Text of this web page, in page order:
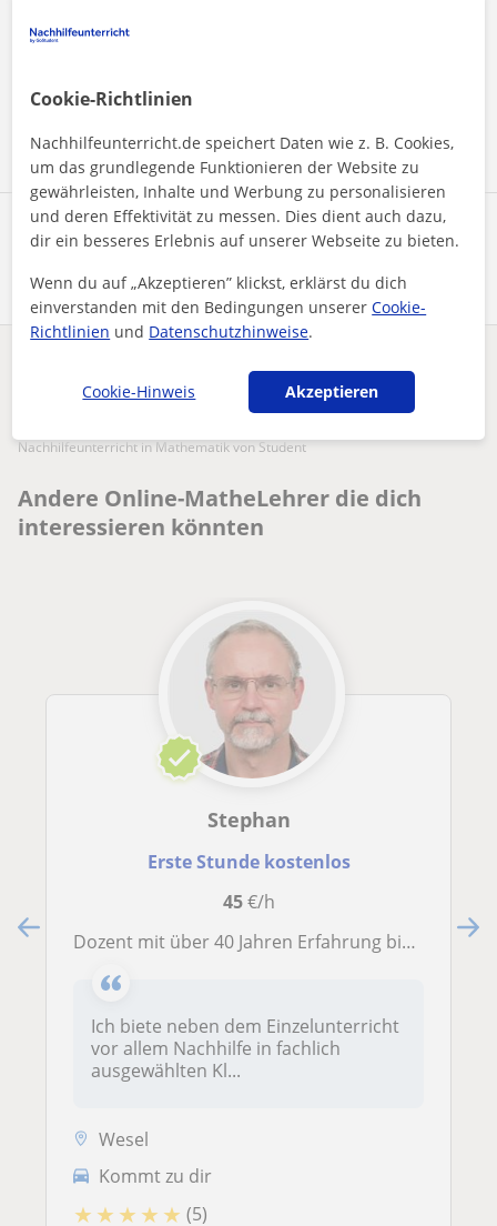
Profil teilen
Durch Klicken auf eine der beiden Schaltflächen stimmen Sie
Enthält dieses Profil einen Fehler?Melden
Nachhilfeunterricht in Mathematik von Student
Andere Online-MatheLehrer die dich
interessieren könnten
Stephan
Erste Stunde kostenlos
45€/h
Dozent mit über 40 Jahren Erfahrung bietet online Mathematik-Nachhilfe und Fachrechnen für Berufsschüler
Ich biete neben dem Einzelunterricht
vor allem Nachhilfe in fachlich
ausgewählten Kl...
Wesel
Kommt zu dir
★ ★ ★ ★ ★ (5)
Cookie-Richtlinien
Nachhilfeunterricht.de speichert Daten wie z. B. Cookies,
um das grundlegende Funktionieren der Website zu
gewährleisten, Inhalte und Werbung zu personalisieren
und deren Effektivität zu messen. Dies dient auch dazu,
dir ein besseres Erlebnis auf unserer Webseite zu bieten.
Wenn du auf „Akzeptieren” klickst, erklärst du dich
einverstanden mit den Bedingungen unsererCookie-
Richtlinien und Datenschutzhinweise.
Cookie-Hinweis Akzeptieren